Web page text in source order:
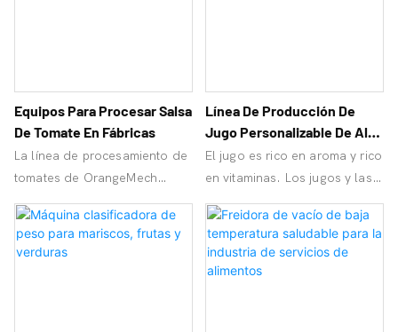
Equipos Para Procesar Salsa
De Tomate En Fábricas
La línea de procesamiento de
tomates de OrangeMech
cuenta con un diseño
automatizado de alta
capacidad. Es ideal para
Línea De Producción De
Jugo Personalizable De Alta
Capacidad
El jugo es rico en aroma y rico
en vitaminas. Los jugos y las
picaduras son precisos y
libres de desechos. ¡Use la
línea de producción de jugo
de OrangeMech para